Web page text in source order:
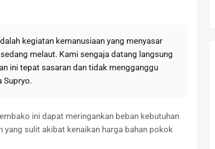
kegiatan kemanusiaan yang menyasar
melaut. Kami sengaja datang langsung
ini tepat sasaran dan tidak mengganggu
Supryo.
ini dapat meringankan beban kebutuhan
sulit akibat kenaikan harga bahan pokok